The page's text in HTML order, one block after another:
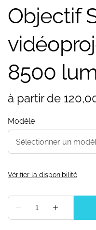
Objectif
8500
Modèle